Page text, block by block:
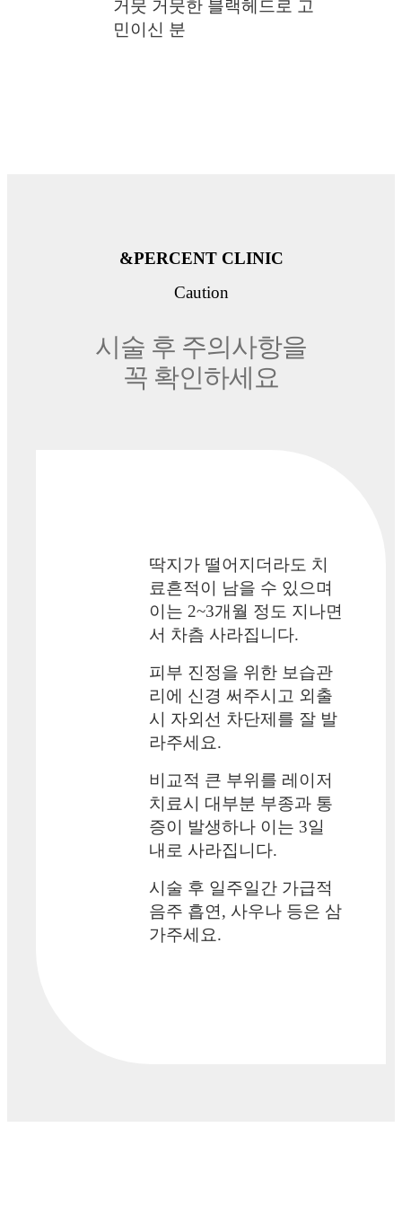
거뭇 거뭇한 블랙헤드로 고
민이신 분
&PERCENT CLINIC
Caution
시술 후 주의사항을
꼭 확인하세요
딱지가 떨어지더라도 치
료흔적이 남을 수 있으며
이는 2~3개월 정도 지나면
서 차츰 사라집니다.
피부 진정을 위한 보습관
리에 신경 써주시고 외출
시 자외선 차단제를 잘 발
라주세요.
비교적 큰 부위를 레이저
치료시 대부분 부종과 통
증이 발생하나 이는 3일
내로 사라집니다.
시술 후 일주일간 가급적
음주 흡연, 사우나 등은 삼
가주세요.